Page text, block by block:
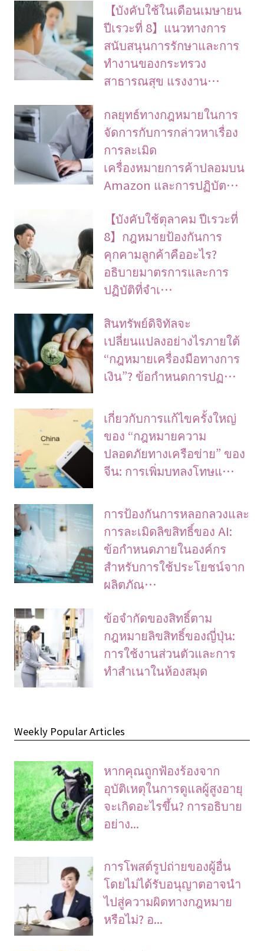
【บังคับใช้ในเดือนเมษายน
ปีเรวะที่ 8】แนวทางการ
สนับสนุนการรักษาและการ
ทำงานของกระทรวง
สาธารณสุข แรงงาน…
กลยุทธ์ทางกฎหมายในการ
จัดการกับการกล่าวหาเรื่อง
การละเมิด
เครื่องหมายการค้าปลอมบน
Amazon และการปฏิบัต…
【บังคับใช้ตุลาคม ปีเรวะที่
8】กฎหมายป้องกันการ
คุกคามลูกค้าคืออะไร?
อธิบายมาตรการและการ
ปฏิบัติที่จำเ…
สินทรัพย์ดิจิทัลจะ
เปลี่ยนแปลงอย่างไรภายใต้
“กฎหมายเครื่องมือทางการ
เงิน”? ข้อกำหนดการปฏ…
เกี่ยวกับการแก้ไขครั้งใหญ่
ของ “กฎหมายความ
ปลอดภัยทางเครือข่าย” ของ
จีน: การเพิ่มบทลงโทษแ…
การป้องกันการหลอกลวงและ
การละเมิดลิขสิทธิ์ของ AI:
ข้อกำหนดภายในองค์กร
สำหรับการใช้ประโยชน์จาก
ผลิตภัณ…
ข้อจํากัดของสิทธิ์ตาม
กฎหมายลิขสิทธิ์ของญี่ปุ่น:
การใช้งานส่วนตัวและการ
ทําสําเนาในห้องสมุด
Weekly Popular Articles
หากคุณถูกฟ้องร้องจาก
อุบัติเหตุในการดูแลผู้สูงอายุ
จะเกิดอะไรขึ้น? การอธิบาย
อย่าง...
การโพสต์รูปถ่ายของผู้อื่น
โดยไม่ได้รับอนุญาตอาจนํา
ไปสู่ความผิดทางกฎหมาย
หรือไม่? อ...